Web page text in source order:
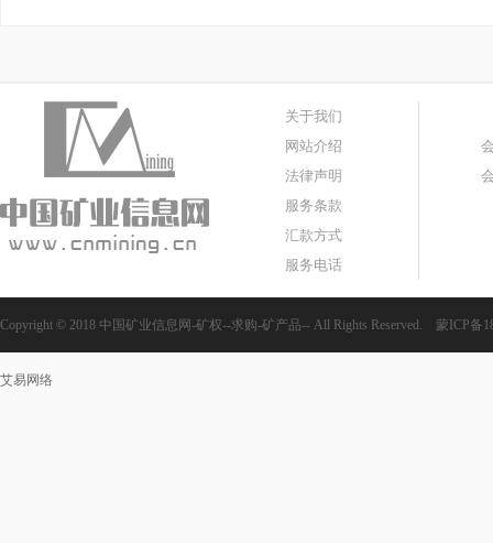
关于我们
网站介绍
法律声明
服务条款
汇款方式
服务电话
Copyright © 2018 中国矿业信息网-矿权--求购-矿产品-- All Rights Reserved. 蒙ICP备
艾易网络